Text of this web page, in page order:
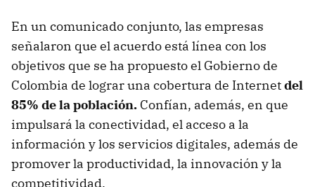
En un comunicado conjunto, las empresas
señalaron que el acuerdo está línea con los
objetivos que se ha propuesto el Gobierno de
Colombia de lograr una cobertura de Internetdel
85% de la población. Confían, además, en que
impulsará la conectividad, el acceso a la
información y los servicios digitales, además de
promover la productividad, la innovación y la
competitividad.